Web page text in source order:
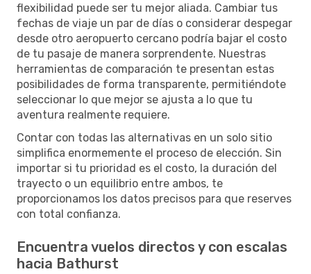
flexibilidad puede ser tu mejor aliada. Cambiar tus
fechas de viaje un par de días o considerar despegar
desde otro aeropuerto cercano podría bajar el costo
de tu pasaje de manera sorprendente. Nuestras
herramientas de comparación te presentan estas
posibilidades de forma transparente, permitiéndote
seleccionar lo que mejor se ajusta a lo que tu
aventura realmente requiere.
Contar con todas las alternativas en un solo sitio
simplifica enormemente el proceso de elección. Sin
importar si tu prioridad es el costo, la duración del
trayecto o un equilibrio entre ambos, te
proporcionamos los datos precisos para que reserves
con total confianza.
Encuentra vuelos directos y con escalas
hacia Bathurst